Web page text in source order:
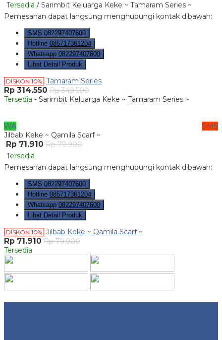
Tersedia / Sarimbit Keluarga Keke ~ Tamaram Series ~
Pemesanan dapat langsung menghubungi kontak dibawah:
SMS 082297407600
Hotline 085717361204
Whatsapp 082297407600
Lihat Detail Produk
DISKON 10% Tamaram Series
Rp 314.550 Rp 349.500
Tersedia - Sarimbit Keluarga Keke ~ Tamaram Series ~
WA
SMS
Jilbab Keke ~ Qamila Scarf ~
Rp 71.910 Rp 79.900
Tersedia
Pemesanan dapat langsung menghubungi kontak dibawah:
SMS 082297407600
Hotline 085717361204
Whatsapp 082297407600
Lihat Detail Produk
DISKON 10% Jilbab Keke ~ Qamila Scarf ~
Rp 71.910 Rp 79.900
Tersedia